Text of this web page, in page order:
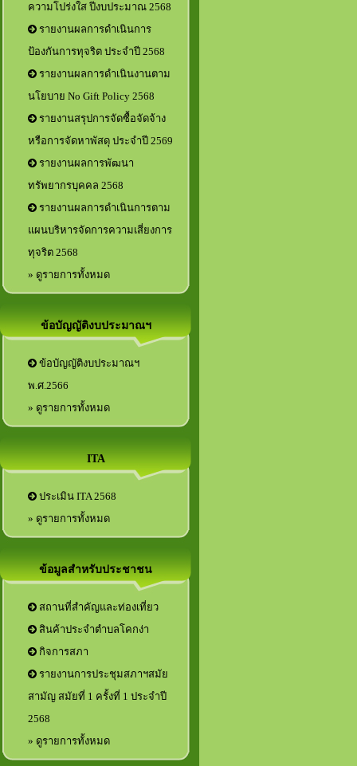
ความโปร่งใส ปีงบประมาณ 2568
รายงานผลการดำเนินการ
ป้องกันการทุจริต ประจำปี 2568
รายงานผลการดำเนินงานตาม
นโยบาย No Gift Policy 2568
รายงานสรุปการจัดซื้อจัดจ้าง
หรือการจัดหาพัสดุ ประจำปี 2569
รายงานผลการพัฒนา
ทรัพยากรบุคคล 2568
รายงานผลการดำเนินการตาม
แผนบริหารจัดการความเสี่ยงการ
ทุจริต 2568
» ดูรายการทั้งหมด
ข้อบัญญัติงบประมาณฯ
ข้อบัญญัติงบประมาณฯ
พ.ศ.2566
» ดูรายการทั้งหมด
ITA
ประเมิน ITA 2568
» ดูรายการทั้งหมด
ข้อมูลสำหรับประชาชน
สถานที่สำคัญและท่องเที่ยว
สินค้าประจำตำบลโคกง่า
กิจการสภา
รายงานการประชุมสภาฯสมัย
สามัญ สมัยที่ 1 ครั้งที่ 1 ประจำปี
2568
» ดูรายการทั้งหมด